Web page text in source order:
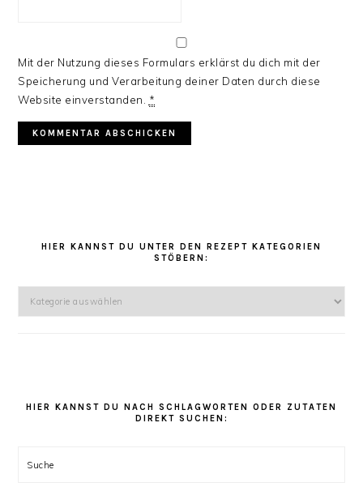
Mit der Nutzung dieses Formulars erklärst du dich mit der
Speicherung und Verarbeitung deiner Daten durch diese
Website einverstanden. *
HIER KANNST DU UNTER DEN REZEPT KATEGORIEN
STÖBERN:
Kategorien
HIER KANNST DU NACH SCHLAGWORTEN ODER ZUTATEN
DIREKT SUCHEN:
Suche